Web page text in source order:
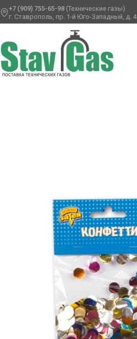
+7 (909) 755-65-98 (Технические газы)
г. Ставрополь, пр. 1-й Юго-Западный, д. 4